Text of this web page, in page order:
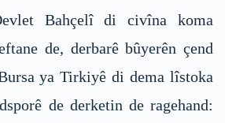
Bahçelî di civîna koma
de, derbarê bûyerên çend
ya Tirkiyê di dema lîstoka
de derketin de ragehand: